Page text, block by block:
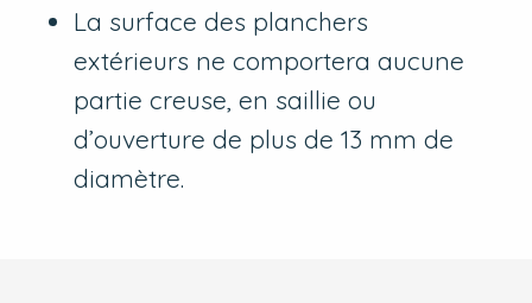
La surface des planchers
extérieurs ne comportera aucune
partie creuse, en saillie ou
d’ouverture de plus de 13 mm de
diamètre.